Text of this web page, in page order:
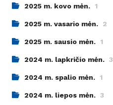
2025 m. kovo mėn. 1
2025 m. vasario mėn. 2
2025 m. sausio mėn. 1
2024 m. lapkričio mėn. 3
2024 m. spalio mėn. 1
2024 m. liepos mėn. 3